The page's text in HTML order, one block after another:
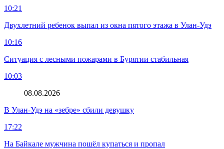
10:21
Двухлетний ребенок выпал из окна пятого этажа в Улан-Удэ
10:16
Ситуация с лесными пожарами в Бурятии стабильная
10:03
08.08.2026
В Улан-Удэ на «зебре» сбили девушку
17:22
На Байкале мужчина пошёл купаться и пропал